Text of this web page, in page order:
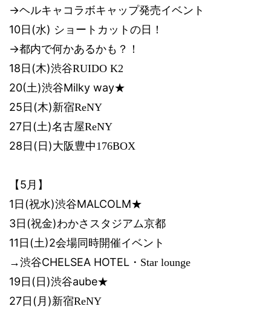
→ヘルキャコラボキャップ発売イベント
10 日 (水) ショートカットの日！
→都内で何かあるかも？！
18 日 (木)渋谷RUIDO K2
20(土)渋谷Milky way★
25 日 (木)新宿ReNY
27 日 (土)名古屋ReNY
28 日 ( 日 )大阪豊中176BOX
【 5 月】
1 日 (祝水)渋谷MALCOLM★
3 日 (祝金)わかさスタジアム京都
11 日 (土)2会場同時開催イベント
→渋谷CHELSEA HOTEL ・ Star lounge
19 日 ( 日 )渋谷aube★
27 日 ( 月 )新宿ReNY